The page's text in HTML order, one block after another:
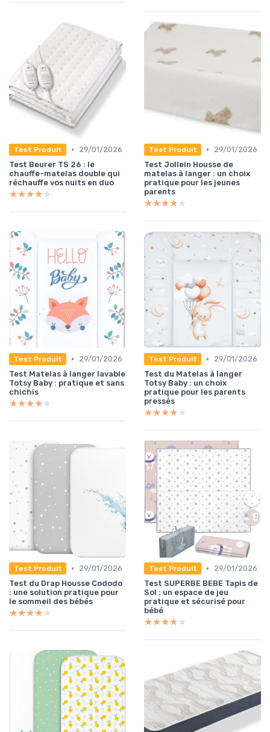
Test Produit •
29/01/2026
Test Beurer TS 26 : le
chauffe-matelas double qui
réchauffe vos nuits en duo
★★★★★
★★★★★
Test Produit •
29/01/2026
Test Jollein Housse de
matelas à langer : un choix
pratique pour les jeunes
parents
★★★★★
★★★★★
Test Produit •
29/01/2026
Test Matelas à langer lavable
Totsy Baby : pratique et sans
chichis
★★★★★
★★★★★
Test Produit •
29/01/2026
Test du Matelas à langer
Totsy Baby : un choix
pratique pour les parents
pressés
★★★★★
★★★★★
Test Produit •
29/01/2026
Test du Drap Housse Cododo
: une solution pratique pour
le sommeil des bébés
★★★★★
★★★★★
Test Produit •
29/01/2026
Test SUPERBE BEBE Tapis de
Sol : un espace de jeu
pratique et sécurisé pour
bébé
★★★★★
★★★★★